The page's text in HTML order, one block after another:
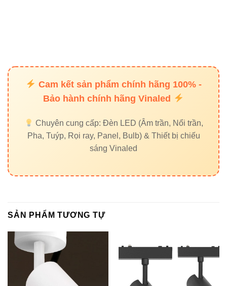
Khám phá thêm các sản phẩm chiếu sáng VinaLED tương
thích:
Đèn led rọi ray Vinaled
Đèn led panel Vinaled
Đèn led Bulb Vinaled
Thiết bị điện VIKI
Đèn led Skyled
6. Kết luận
Cam kết sản phẩm chính hãng 100% -
Bảo hành chính hãng Vinaled
Chuyên cung cấp: Đèn LED (Âm trần, Nổi trần,
Pha, Tuýp, Rọi ray, Panel, Bulb) & Thiết bị chiếu
sáng Vinaled
SẢN PHẨM TƯƠNG TỰ